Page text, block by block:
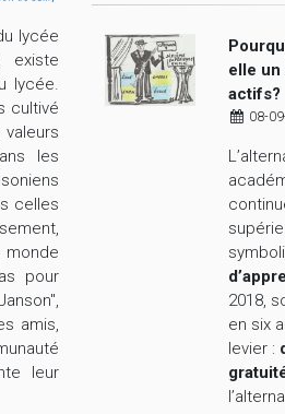
lycée
existe
lycée.
cultivé
valeurs
les
celles
monde
pour
amis,
leur
elle un
actifs?
08-
2018,
en six
levier :